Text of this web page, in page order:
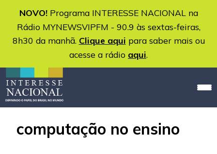
NOVO!Programa INTERESSE NACIONAL na
Rádio MYNEWSVIPFM - 90.9 às sextas-feiras,
8h30 da manhã. Clique aqui para saber mais ou
acesse a rádio aqui.
computação no ensino